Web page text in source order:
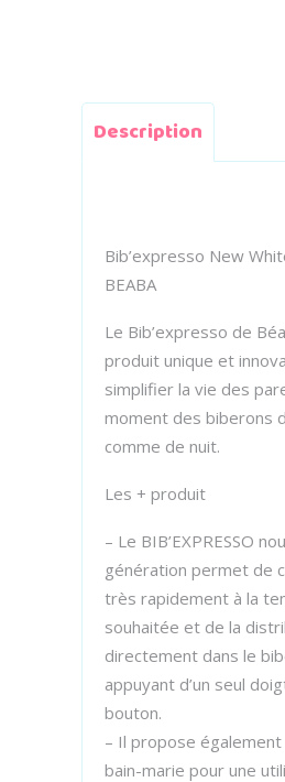
Description
Bib’expresso New
BEABA
Le Bib’expresso de
produit unique et
simplifier la vie des
moment des biberons
comme de nuit.
Les + produit
– Le BIB’EXPRESSO
génération permet de
très rapidement à la
souhaitée et de la
directement dans le
appuyant d’un seul
bouton.
– Il propose également
bain-marie pour une